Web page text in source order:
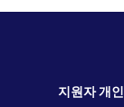
지원자 개